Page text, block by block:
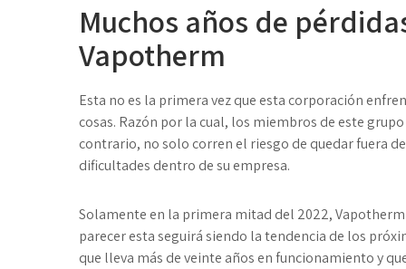
Muchos años de
Vapotherm
Esta no es la primera vez que esta corporación
cosas. Razón por la cual, los miembros de este
contrario, no solo corren el riesgo de quedar fuera
dificultades dentro de su empresa.
Solamente en la primera mitad del 2022,
parecer esta seguirá siendo la tendencia de los
que lleva más de veinte años en funcionamiento y